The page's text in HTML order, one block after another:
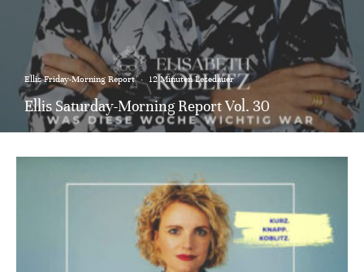
Ellis Friday-Morning Report · 12 Minuten Lesedauer
Ellis Saturday-Morning Report Vol. 30